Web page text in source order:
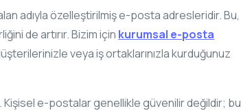
adıyla özelleştirilmiş e-posta adresleridir. Bu,
de artırır. Bizim için kurumsal e-posta
veya iş ortaklarınızla kurduğunuz
e-postalar genellikle güvenilir değildir; bu